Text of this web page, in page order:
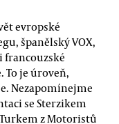
evropské
španělský VOX,
francouzské
To je úroveň,
Nezapomínejme
se Sterzikem
z Motoristů